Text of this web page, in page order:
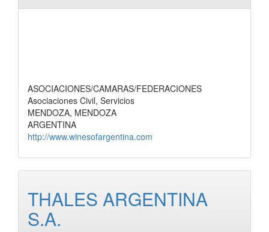
ASOCIACIONES/CAMARAS/FEDERACIONES
Asociaciones Civil, Servicios
MENDOZA, MENDOZA
ARGENTINA
http://www.winesofargentina.com
THALES ARGENTINA
S.A.